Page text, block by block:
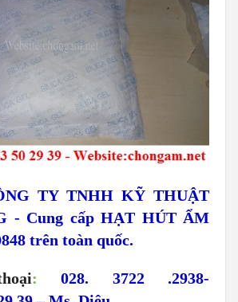
TY TNHH KỸ THUẬT
- Cung cấp HẠT HÚT ẨM
trên toàn quốc.
:
028. 3722 .2938-